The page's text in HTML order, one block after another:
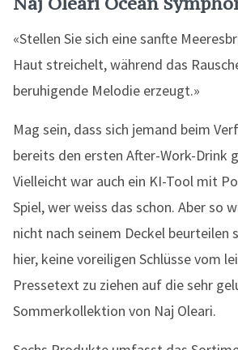
«Stellen Sie sich eine sanfte
Haut streichelt, während das
beruhigende Melodie erzeugt.»
Mag sein, dass sich jemand beim
bereits den ersten After-Work-Drink
Vielleicht war auch ein KI-Tool mit
Spiel, wer weiss das schon. Aber so
nicht nach seinem Deckel beurteilen
hier, keine voreiligen Schlüsse vom
Pressetext zu ziehen auf die sehr
Sommerkollektion von Naj Oleari.